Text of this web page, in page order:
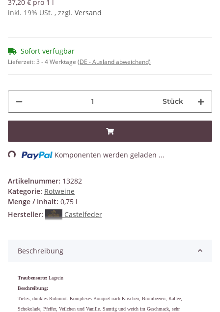
37,20 € pro 1 l
inkl. 19% USt. , zzgl. Versand
Sofort verfügbar
Lieferzeit:3 - 4 Werktage (DE - Ausland abweichend)
Stück
Komponenten werden geladen ...
Artikelnummer: 13282
Kategorie: Rotweine
Menge / Inhalt: 0,75 l
Hersteller:
Castelfeder
Beschreibung
Traubensorte: Lagrein
Beschreibung:
Tiefes, dunkles Rubinrot. Komplexes Bouquet nach Kirschen, Brombeeren, Kaffee,
Schokolade, Pfeffer, Veilchen und Vanille. Samtig und weich im Geschmack, sehr